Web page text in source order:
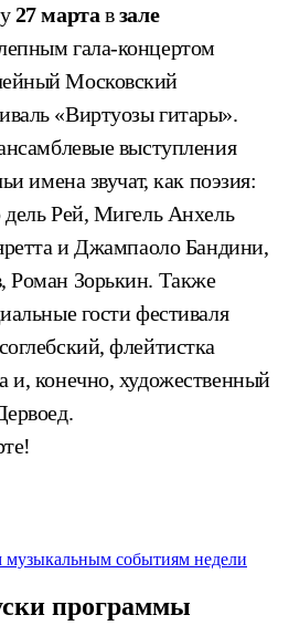
27 марта взале
гала-концертом
Московский
«Виртуозы гитары».
выступления
имена звучат, как поэзия:
Рей, Мигель Анхель
и Джампаоло Бандини,
Роман Зорькин. Также
гости фестиваля
флейтистка
и, конечно, художественный
музыкальным событиям недели
программы